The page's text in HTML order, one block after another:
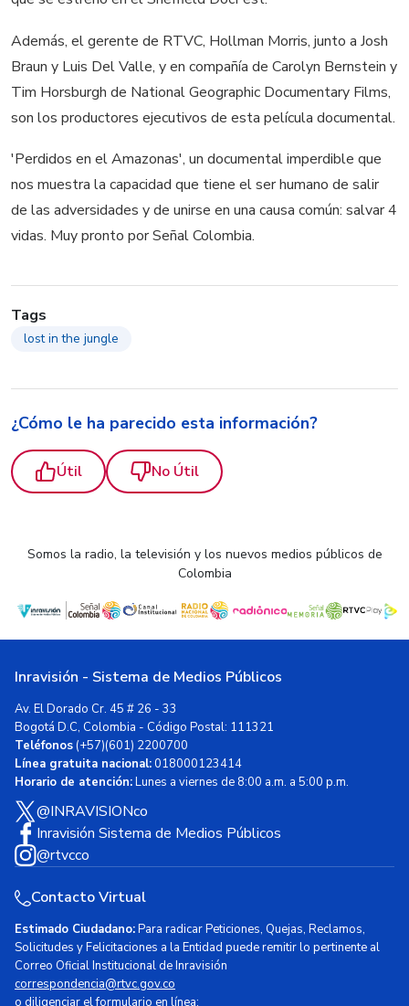
Además, el gerente de RTVC, Hollman Morris, junto a Josh
Braun y Luis Del Valle, y en compañía de Carolyn Bernstein y
Tim Horsburgh de National Geographic Documentary Films,
son los productores ejecutivos de esta película documental.
'Perdidos en el Amazonas', un documental imperdible que
nos muestra la capacidad que tiene el ser humano de salir
de las adversidades y de unirse en una causa común: salvar 4
vidas. Muy pronto por Señal Colombia.
Tags
lost in the jungle
¿Cómo le ha parecido esta información?
Útil No Útil
Somos la radio, la televisión y los nuevos medios públicos de
Colombia
Inravisión - Sistema de Medios Públicos
Av. El Dorado Cr. 45 # 26 - 33
Bogotá D.C, Colombia - Código Postal: 111321
Teléfonos(+57)(601) 2200700
Línea gratuita nacional:018000123414
Horario de atención:Lunes a viernes de 8:00 a.m. a 5:00 p.m.
@INRAVISIONco
Inravisión Sistema de Medios Públicos
@rtvcco
Contacto Virtual
Estimado Ciudadano:Para radicar Peticiones, Quejas, Reclamos,
Solicitudes y Felicitaciones a la Entidad puede remitir lo pertinente al
Correo Oficial Institucional de Inravisión
correspondencia@rtvc.gov.co
o diligenciar el formulario en línea: